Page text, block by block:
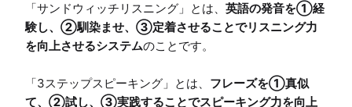
「サンドウィッチリスニング」とは、 英語の発音を①経
験し、②馴染ませ、③定着させることでリスニング力
を向上させるシステムのことです。
「3ステップスピーキング」とは、 フレーズを①真似
て、②試し、③実践することでスピーキング力を向上